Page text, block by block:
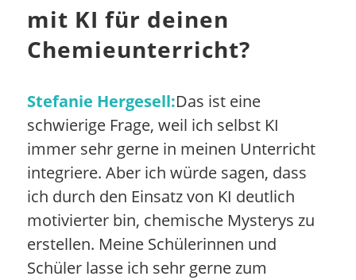
mit KI für deinen
Chemieunterricht?
Stefanie Hergesell:Das ist eine
schwierige Frage, weil ich selbst KI
immer sehr gerne in meinen Unterricht
integriere. Aber ich würde sagen, dass
ich durch den Einsatz von KI deutlich
motivierter bin, chemische Mysterys zu
erstellen. Meine Schülerinnen und
Schüler lasse ich sehr gerne zum